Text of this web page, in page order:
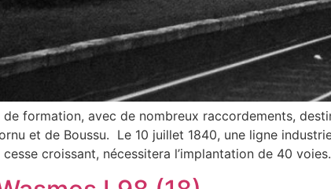
de formation, avec de nombreux raccordements,
et de Boussu. Le 10 juillet 1840, une ligne
cesse croissant, nécessitera l’implantation de 40